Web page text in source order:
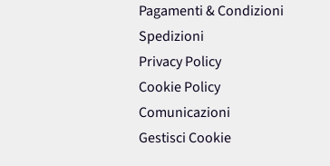
Pagamenti & Condizioni
Spedizioni
Privacy Policy
Cookie Policy
Comunicazioni
Gestisci Cookie